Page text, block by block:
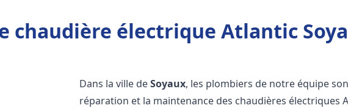
chaudière électrique Atlantic
Dans la ville deSoyaux, les plombiers de notre équipe
réparation et la maintenance des chaudières électriques